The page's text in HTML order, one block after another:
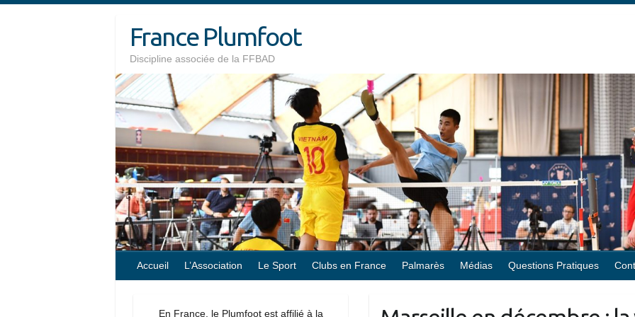
France Plumfoot
Discipline associée de la FFBAD
Accueil L’Association Le Sport Clubs en France Palmarès Médias Questions Pratiques
En France, le Plumfoot est affilié à la